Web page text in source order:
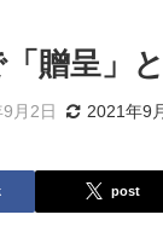
贈呈」
月2日 2021年9
post